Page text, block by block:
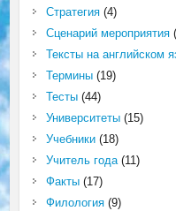
Стратегия(4)
Сценарий мероприятия
Тексты на английском
Термины(19)
Тесты(44)
Университеты(15)
Учебники(18)
Учитель года(11)
Факты(17)
Филология(9)